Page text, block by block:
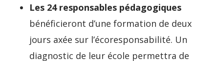
Les 24 responsables pédagogiques
bénéficieront d’une formation de deux
jours axée sur l’écoresponsabilité. Un
diagnostic de leur école permettra de